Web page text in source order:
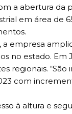
a abertura
em área
no estado.
com
à altura e